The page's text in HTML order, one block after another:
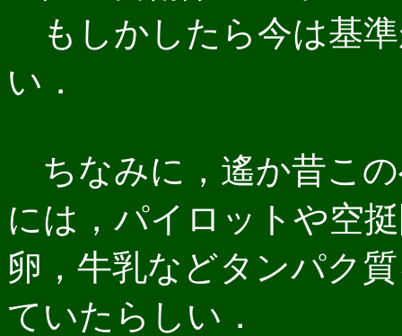
もしかしたら今は基
い．
ちなみに，遙か昔こ
には，パイロットや空
卵，牛乳などタンパク
ていたらしい．